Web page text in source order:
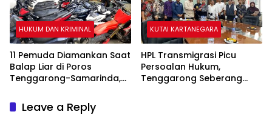
HUKUM DAN KRIMINAL
11 Pemuda Diamankan Saat
Balap Liar di Poros
Tenggarong-Samarinda,
Bulan
KUTAI KARTANEGARA
HPL Transmigrasi Picu
Persoalan Hukum,
Tenggarong Seberang
Leave a Reply